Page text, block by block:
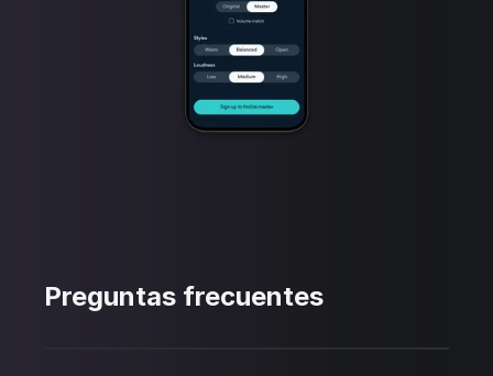
Preguntas frecuentes